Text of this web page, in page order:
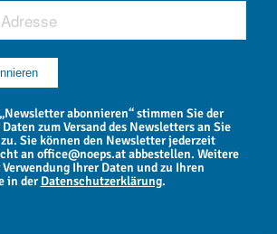
abonnieren“ stimmen Sie der
zum Versand des Newsletters an Sie
Sie können den Newsletter jederzeit
an office@noeps.at abbestellen. Weitere
Ihrer Daten und zu Ihren
in derDatenschutzerklärung.